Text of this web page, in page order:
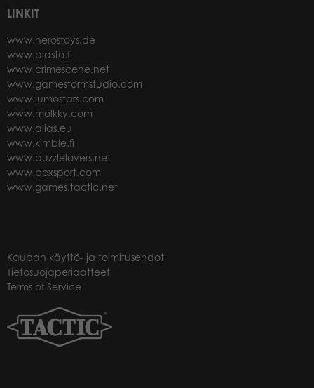
LINKIT
www.herostoys.de
www.plasto.fi
www.crimescene.net
www.gamestormstudio.com
www.lumostars.com
www.molkky.com
www.alias.eu
www.kimble.fi
www.puzzlelovers.net
www.bexsport.com
www.games.tactic.net
Kaupan käyttö- ja toimitusehdot
Tietosuojaperiaatteet
Terms of Service